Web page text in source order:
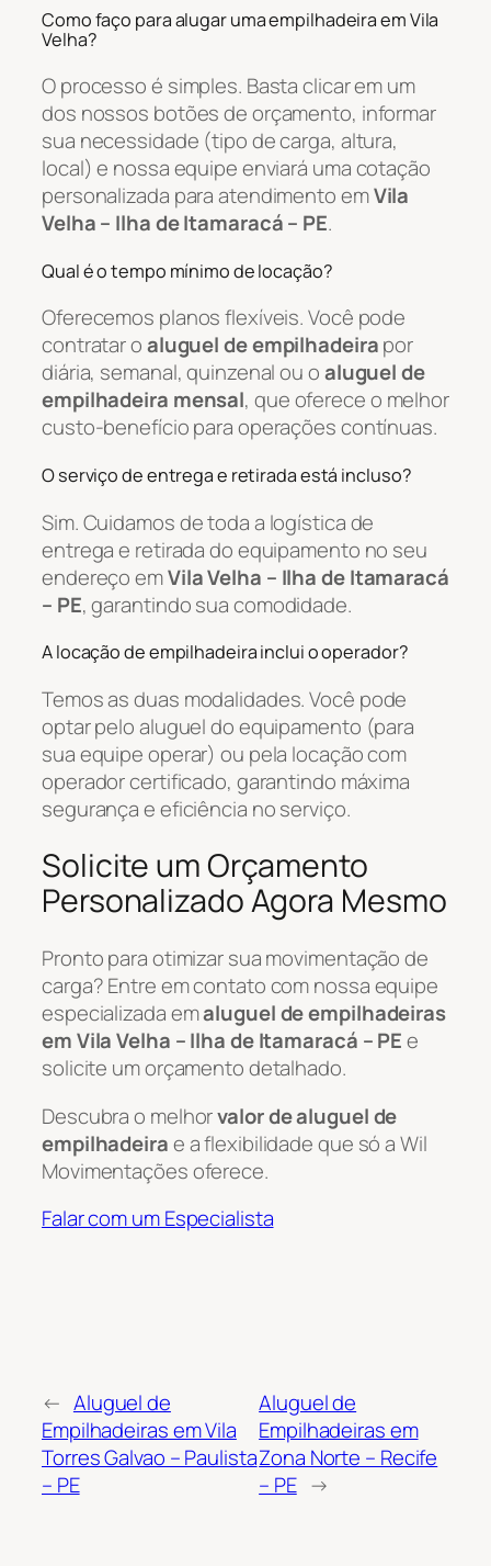
Como faço para alugar uma empilhadeira em Vila
Velha?
O processo é simples. Basta clicar em um
dos nossos botões de orçamento, informar
sua necessidade (tipo de carga, altura,
local) e nossa equipe enviará uma cotação
personalizada para atendimento emVila
Velha – Ilha de Itamaracá – PE.
Qual é o tempo mínimo de locação?
Oferecemos planos flexíveis. Você pode
contratar oaluguel de empilhadeirapor
diária, semanal, quinzenal ou oaluguel de
empilhadeira mensal, que oferece o melhor
custo-benefício para operações contínuas.
O serviço de entrega e retirada está incluso?
Sim. Cuidamos de toda a logística de
entrega e retirada do equipamento no seu
endereço emVila Velha – Ilha de Itamaracá
– PE, garantindo sua comodidade.
A locação de empilhadeira inclui o operador?
Temos as duas modalidades. Você pode
optar pelo aluguel do equipamento (para
sua equipe operar) ou pela locação com
operador certificado, garantindo máxima
segurança e eficiência no serviço.
Solicite um Orçamento
Personalizado Agora Mesmo
Pronto para otimizar sua movimentação de
carga? Entre em contato com nossa equipe
especializada emaluguel de empilhadeiras
em Vila Velha – Ilha de Itamaracá – PEe
solicite um orçamento detalhado.
Descubra o melhorvalor de aluguel de
empilhadeirae a flexibilidade que só a Wil
Movimentações oferece.
Falar com um Especialista
← Aluguel de
Empilhadeiras em Vila
Torres Galvao – Paulista
– PE
Aluguel de
Empilhadeiras em
Zona Norte – Recife
– PE →